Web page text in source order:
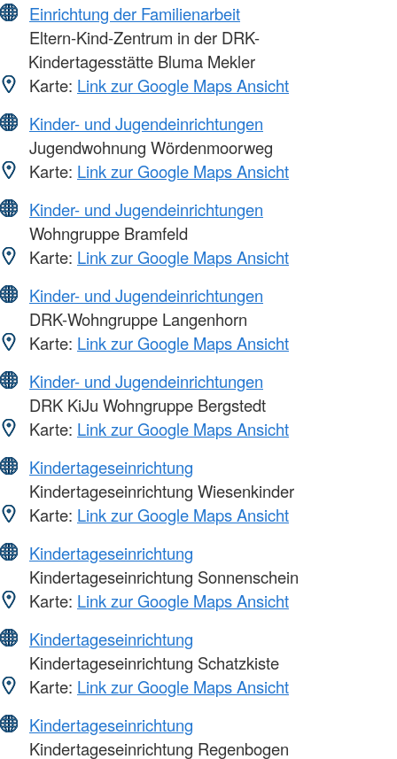
Einrichtung der Familienarbeit
Eltern-Kind-Zentrum in der DRK-
Kindertagesstätte Bluma Mekler
Karte: Link zur Google Maps Ansicht
Kinder- und Jugendeinrichtungen
Jugendwohnung Wördenmoorweg
Karte: Link zur Google Maps Ansicht
Kinder- und Jugendeinrichtungen
Wohngruppe Bramfeld
Karte: Link zur Google Maps Ansicht
Kinder- und Jugendeinrichtungen
DRK-Wohngruppe Langenhorn
Karte: Link zur Google Maps Ansicht
Kinder- und Jugendeinrichtungen
DRK KiJu Wohngruppe Bergstedt
Karte: Link zur Google Maps Ansicht
Kindertageseinrichtung
Kindertageseinrichtung Wiesenkinder
Karte: Link zur Google Maps Ansicht
Kindertageseinrichtung
Kindertageseinrichtung Sonnenschein
Karte: Link zur Google Maps Ansicht
Kindertageseinrichtung
Kindertageseinrichtung Schatzkiste
Karte: Link zur Google Maps Ansicht
Kindertageseinrichtung
Kindertageseinrichtung Regenbogen